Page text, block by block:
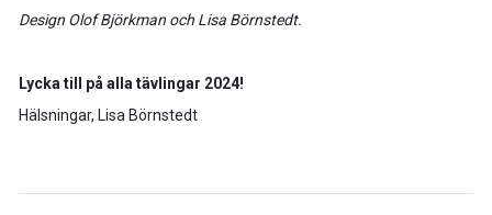
Design Olof Björkman och Lisa Börnstedt.
Lycka till på alla tävlingar 2024!
Hälsningar, Lisa Börnstedt